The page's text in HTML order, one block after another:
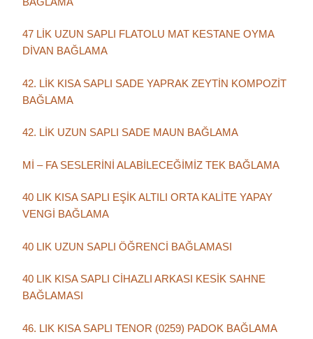
47 LİK UZUN SAPLI FLATOLU MAT KESTANE OYMA
DİVAN BAĞLAMA
42. LİK KISA SAPLI SADE YAPRAK ZEYTİN KOMPOZİT
BAĞLAMA
42. LİK UZUN SAPLI SADE MAUN BAĞLAMA
Mİ – FA SESLERİNİ ALABİLECEĞİMİZ TEK BAĞLAMA
40 LIK KISA SAPLI EŞİK ALTILI ORTA KALİTE YAPAY
VENGİ BAĞLAMA
40 LIK UZUN SAPLI ÖĞRENCİ BAĞLAMASI
40 LIK KISA SAPLI CİHAZLI ARKASI KESİK SAHNE
BAĞLAMASI
46. LIK KISA SAPLI TENOR (0259) PADOK BAĞLAMA